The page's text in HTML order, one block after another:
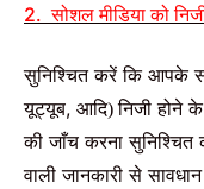
2. सोशल मीडिया को
सुनिश्चित करें कि आपके
यूट्यूब, आदि)निजी होने के
की जाँच करना सुनिश्चित
वाली जानकारी से सावधान